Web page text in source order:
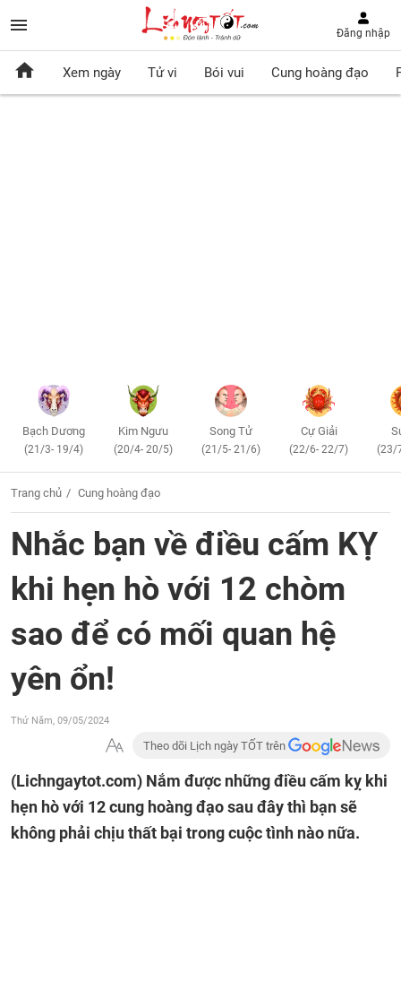
Đăng nhập
Xem ngày Tử vi Bói vui Cung hoàng đạo
Bạch Dương
(21/3- 19/4)
Kim Ngưu
(20/4- 20/5)
Song Tử
(21/5- 21/6)
Cự Giải
(22/6- 22/7) (23/
Trang chủ Cung hoàng đạo
Nhắc bạn về điều cấm KỴ
khi hẹn hò với 12 chòm
sao để có mối quan hệ
yên ổn!
Thứ Năm, 09/05/2024
Theo dõi Lịch ngày TỐT trên
(Lichngaytot.com) Nắm được những điều cấm kỵ khi
hẹn hò với 12 cung hoàng đạo sau đây thì bạn sẽ
không phải chịu thất bại trong cuộc tình nào nữa.